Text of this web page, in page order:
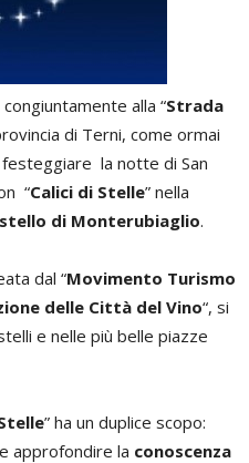
congiuntamente alla “Strada
di Terni, come ormai
la notte di San
“Calici di Stelle” nella
di Monterubiaglio.
dal “Movimento Turismo
delle Città del Vino“, si
e nelle più belle piazze
” ha un duplice scopo:
e approfondire la conoscenza